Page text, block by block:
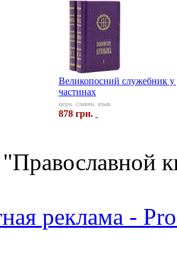
Великопосний служебник у
частинах
церк. славян. язык
878 грн.
реклама -